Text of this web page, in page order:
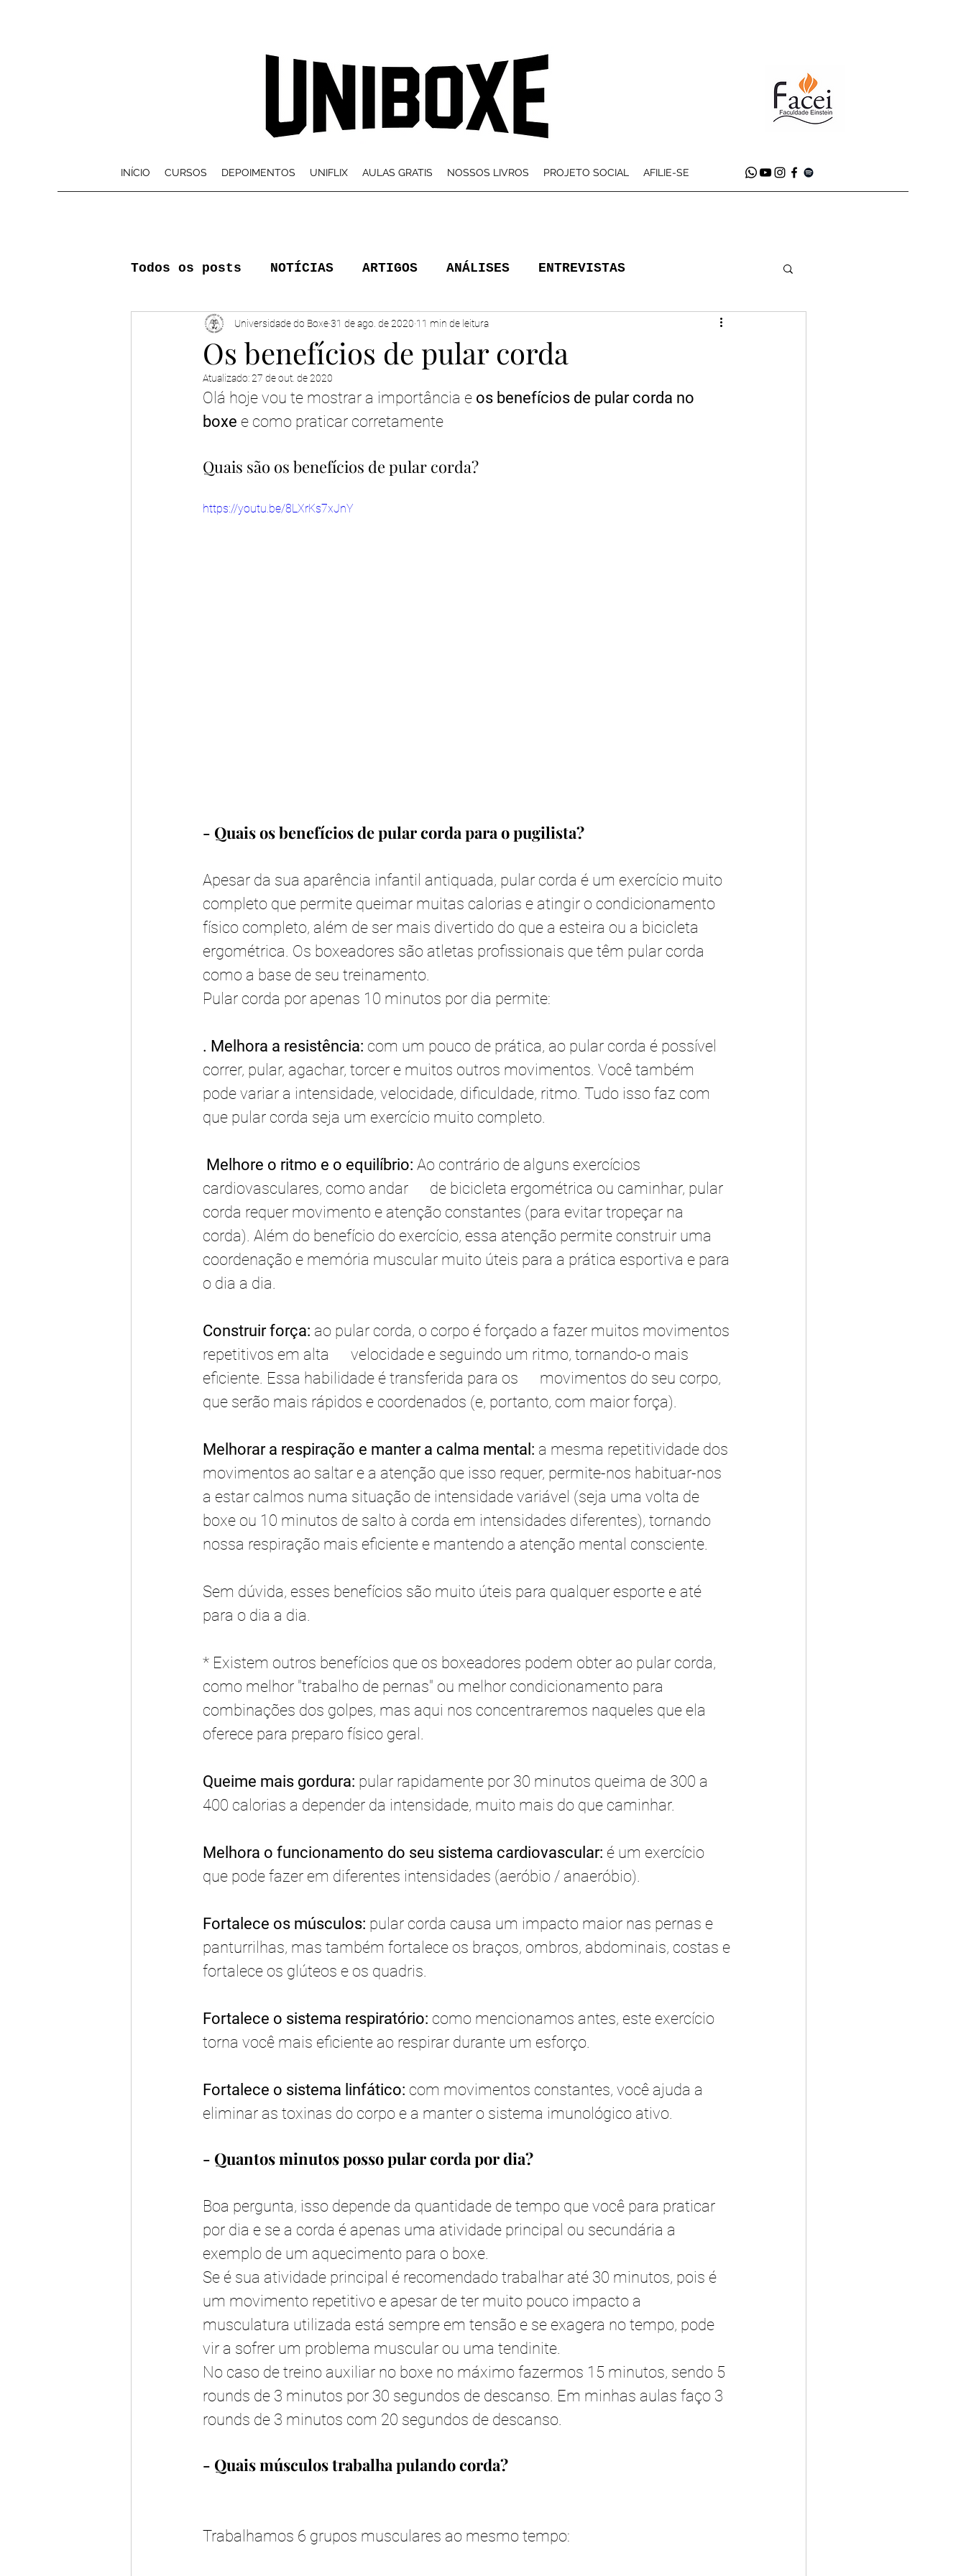
INÍCIO CURSOS DEPOIMENTOS UNIFLIX AULAS GRATIS NOSSOS LIVROS PROJETO SOCIAL AFILIE-SE
Todos os posts NOTÍCIAS ARTIGOS ANÁLISES ENTREVISTAS
Os benefícios de pular corda
Universidade do Boxe31 de ago. de 2020 11 min de leitura
Atualizado:27 de out. de 2020
Olá hoje vou te mostrar a importância e os benefícios de pular corda no
boxe e como praticar corretamente
Quais são os benefícios de pular corda?
https://youtu.be/8LXrKs7xJnY
- Quais os benefícios de pular corda para o pugilista?
Apesar da sua aparência infantil antiquada, pular corda é um exercício muito
completo que permite queimar muitas calorias e atingir o condicionamento
físico completo, além de ser mais divertido do que a esteira ou a bicicleta
ergométrica. Os boxeadores são atletas profissionais que têm pular corda
como a base de seu treinamento.
Pular corda por apenas 10 minutos por dia permite:
. Melhora a resistência: com um pouco de prática, ao pular corda é possível
correr, pular, agachar, torcer e muitos outros movimentos. Você também
pode variar a intensidade, velocidade, dificuldade, ritmo. Tudo isso faz com
que pular corda seja um exercício muito completo.
Melhore o ritmo e o equilíbrio: Ao contrário de alguns exercícios
cardiovasculares, como andar      de bicicleta ergométrica ou caminhar, pular
corda requer movimento e atenção constantes (para evitar tropeçar na
corda). Além do benefício do exercício, essa atenção permite construir uma
coordenação e memória muscular muito úteis para a prática esportiva e para
o dia a dia.
Construir força: ao pular corda, o corpo é forçado a fazer muitos movimentos
repetitivos em alta      velocidade e seguindo um ritmo, tornando-o mais
eficiente. Essa habilidade é transferida para os      movimentos do seu corpo,
que serão mais rápidos e coordenados (e, portanto, com maior força).
Melhorar a respiração e manter a calma mental: a mesma repetitividade dos
movimentos ao saltar e a atenção que isso requer, permite-nos habituar-nos
a estar calmos numa situação de intensidade variável (seja uma volta de
boxe ou 10 minutos de salto à corda em intensidades diferentes), tornando
nossa respiração mais eficiente e mantendo a atenção mental consciente.
Sem dúvida, esses benefícios são muito úteis para qualquer esporte e até
para o dia a dia.
* Existem outros benefícios que os boxeadores podem obter ao pular corda,
como melhor "trabalho de pernas" ou melhor condicionamento para
combinações dos golpes, mas aqui nos concentraremos naqueles que ela
oferece para preparo físico geral.
Queime mais gordura: pular rapidamente por 30 minutos queima de 300 a
400 calorias a depender da intensidade, muito mais do que caminhar.
Melhora o funcionamento do seu sistema cardiovascular: é um exercício
que pode fazer em diferentes intensidades (aeróbio / anaeróbio).
Fortalece os músculos: pular corda causa um impacto maior nas pernas e
panturrilhas, mas também fortalece os braços, ombros, abdominais, costas e
fortalece os glúteos e os quadris.
Fortalece o sistema respiratório: como mencionamos antes, este exercício
torna você mais eficiente ao respirar durante um esforço.
Fortalece o sistema linfático: com movimentos constantes, você ajuda a
eliminar as toxinas do corpo e a manter o sistema imunológico ativo.
- Quantos minutos posso pular corda por dia?
Boa pergunta, isso depende da quantidade de tempo que você para praticar
por dia e se a corda é apenas uma atividade principal ou secundária a
exemplo de um aquecimento para o boxe.
Se é sua atividade principal é recomendado trabalhar até 30 minutos, pois é
um movimento repetitivo e apesar de ter muito pouco impacto a
musculatura utilizada está sempre em tensão e se exagera no tempo, pode
vir a sofrer um problema muscular ou uma tendinite.
No caso de treino auxiliar no boxe no máximo fazermos 15 minutos, sendo 5
rounds de 3 minutos por 30 segundos de descanso. Em minhas aulas faço 3
rounds de 3 minutos com 20 segundos de descanso.
- Quais músculos trabalha pulando corda?
Trabalhamos 6 grupos musculares ao mesmo tempo: